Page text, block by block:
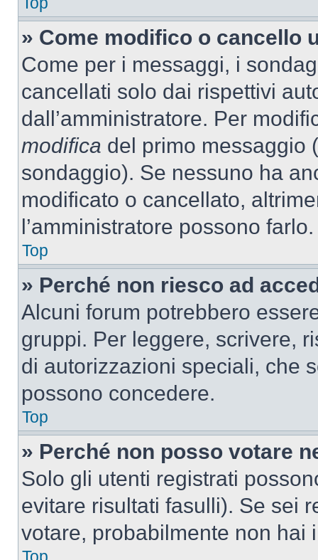
» Come modifico o cancello
Come per i messaggi, i
cancellati solo dai rispettivi
dall’amministratore. Per
modifica del primo messaggio
sondaggio). Se nessuno ha
modificato o cancellato,
l’amministratore possono farlo.
Top
» Perché non riesco ad
Alcuni forum potrebbero
gruppi. Per leggere, scrivere,
di autorizzazioni speciali, che
possono concedere.
Top
» Perché non posso votare
Solo gli utenti registrati
evitare risultati fasulli). Se sei
votare, probabilmente non hai